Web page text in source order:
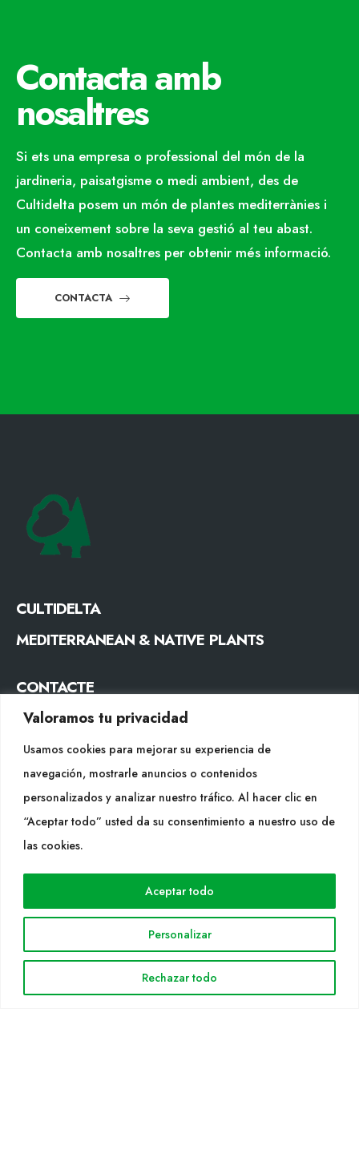
Valoramos tu privacidad
Usamos cookies para mejorar su experiencia de
navegación, mostrarle anuncios o contenidos
personalizados y analizar nuestro tráfico. Al hacer clic en
“Aceptar todo” usted da su consentimiento a nuestro uso de
las cookies.
Personalizar
Rechazar todo
Aceptar todo
Contacta amb
nosaltres
Si ets una empresa o professional del món de la
jardineria, paisatgisme o medi ambient, des de
Cultidelta posem un món de plantes mediterrànies i
un coneixement sobre la seva gestió al teu abast.
Contacta amb nosaltres per obtenir més informació.
CONTACTA
CULTIDELTA
MEDITERRANEAN & NATIVE PLANTS
CONTACTE
Tel. +34 977053013
SEGUEIX-NOS
WEB
Árees de treball
Solicitud Catàleg